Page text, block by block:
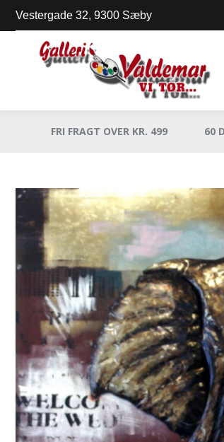
Vestergade 32, 9300 Sæby
FRI FRAGT OVER KR. 499 60